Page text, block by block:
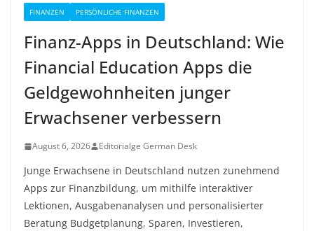
FINANZEN PERSÖNLICHE FINANZEN
Finanz-Apps in Deutschland: Wie
Financial Education Apps die
Geldgewohnheiten junger
Erwachsener verbessern
August 6, 2026 Editorialge German Desk
Junge Erwachsene in Deutschland nutzen zunehmend
Apps zur Finanzbildung, um mithilfe interaktiver
Lektionen, Ausgabenanalysen und personalisierter
Beratung Budgetplanung, Sparen, Investieren,